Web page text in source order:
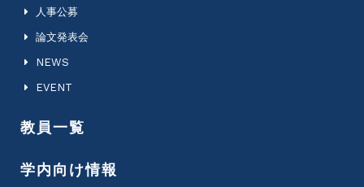
人事公募
論文発表会
NEWS
EVENT
教員一覧
学内向け情報